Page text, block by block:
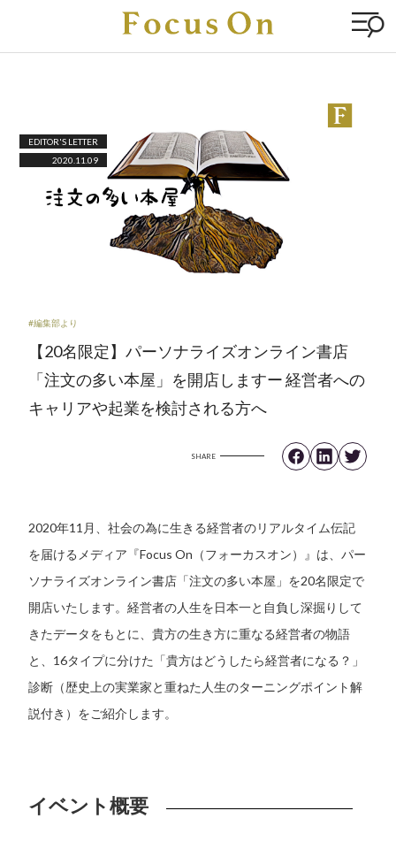
EDITOR'S LETTER
2020.11.09
#編集部より
【20名限定】パーソナライズオンライン書店
「注文の多い本屋」を開店しますー 経営者への
キャリアや起業を検討される方へ
SHARE
2020年11月、社会の為に生きる経営者のリアルタイム伝記
を届けるメディア『Focus On（フォーカスオン）』は、パー
ソナライズオンライン書店「注文の多い本屋」を20名限定で
開店いたします。経営者の人生を日本一と自負し深掘りして
きたデータをもとに、貴方の生き方に重なる経営者の物語
と、16タイプに分けた「貴方はどうしたら経営者になる？」
診断（歴史上の実業家と重ねた人生のターニングポイント解
説付き）をご紹介します。
イベント概要